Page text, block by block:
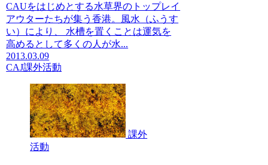
CAUをはじめとする水草界のトップレイ
アウターたちが集う香港。風水（ふうす
い）により、 水槽を置くことは運気を
高めるとして多くの人が水...
2013.03.09
CAJ課外活動
課外
活動